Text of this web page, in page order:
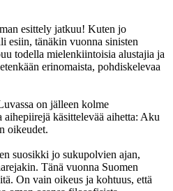
esittely jatkuu! Kuten jo
esiin, tänäkin vuonna sinisten
todella mielenkiintoisia alustajia ja
erinomaista, pohdiskelevaa
on jälleen kolme
käsittelevää aihetta: Aku
oikeudet.
suosikki jo sukupolvien ajan,
Tänä vuonna Suomen
On vain oikeus ja kohtuus, että